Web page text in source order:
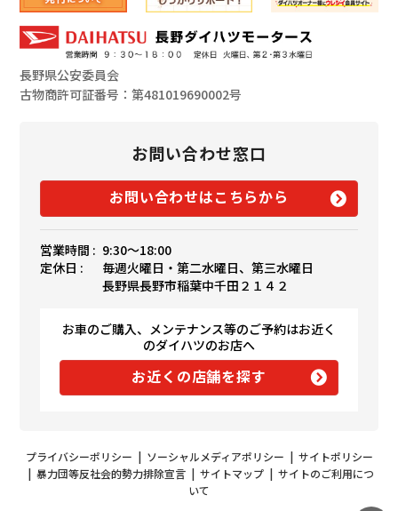
長野県公安委員会
古物商許可証番号：第481019690002号
お問い合わせ窓口
お問い合わせはこちらから
営業時間 : 9:30〜18:00
定休日 :
毎週火曜日・第二水曜日、第三水曜日
長野県長野市稲葉中千田２１４２
お車のご購入、メンテナンス等のご予約はお近く
のダイハツのお店へ
お近くの店舗を探す
プライバシーポリシー | ソーシャルメディアポリシー | サイトポリシー
| 暴力団等反社会的勢力排除宣言| サイトマップ| サイトのご利用につ
いて